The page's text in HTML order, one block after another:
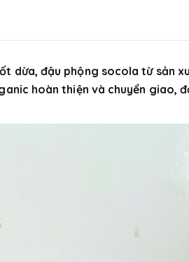
dừa, đậu phộng socola từ sản
hoàn thiện và chuyển giao,